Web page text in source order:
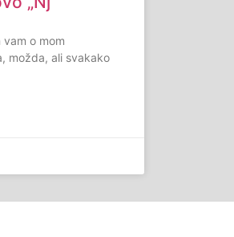
o mom
možda, ali svakako